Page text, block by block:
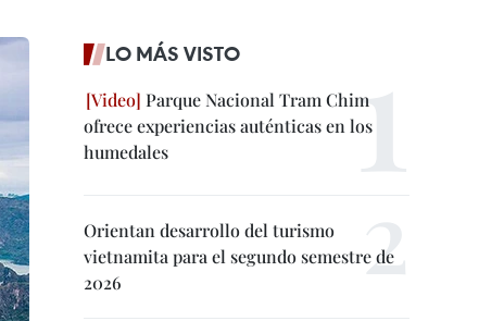
LO MÁS VISTO
Parque Nacional Tram Chim
ofrece experiencias auténticas en los
humedales
Orientan desarrollo del turismo
vietnamita para el segundo semestre de
2026